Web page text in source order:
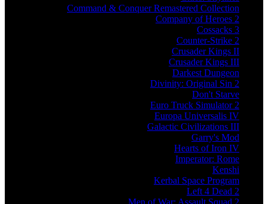
Command & Conquer Remastered Collection
Company of Heroes 2
Cossacks 3
Counter-Strike 2
Crusader Kings II
Crusader Kings III
Darkest Dungeon
Divinity: Original Sin 2
Don't Starve
Euro Truck Simulator 2
Europa Universalis IV
Galactic Civilizations III
Garry's Mod
Hearts of Iron IV
Imperator: Rome
Kenshi
Kerbal Space Program
Left 4 Dead 2
Men of War: Assault Squad 2